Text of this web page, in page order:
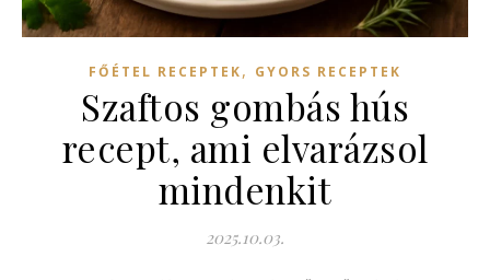
FŐÉTEL RECEPTEK, GYORS RECEPTEK
Szaftos gombás hús
recept, ami elvarázsol
mindenkit
2025.10.03.